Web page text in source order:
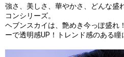
強さ、美しさ、華やかさ、どんな盛
コンシリーズ。
ヘブンスカイは、艶めき今っぽ盛れ
ーで透明感UP！トレンド感のある瞳